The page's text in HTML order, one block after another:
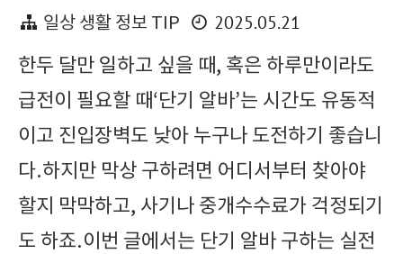
일상 생활 정보 TIP
2025.05.21
한두 달만 일하고 싶을 때, 혹은 하루만이라도
급전이 필요할 때‘단기 알바’는 시간도 유동적
이고 진입장벽도 낮아 누구나 도전하기 좋습니
다.하지만 막상 구하려면 어디서부터 찾아야
할지 막막하고, 사기나 중개수수료가 걱정되기
도 하죠.이번 글에서는 단기 알바 구하는 실전